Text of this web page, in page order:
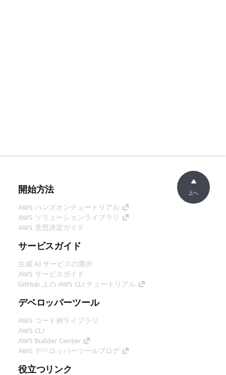
開始方法
AWS ハンズオンチュートリアル
AWS ソリューションライブラリ
AWS 意思決定ガイド
サービスガイド
生成 AI サービスの選択
AWS サービスガイド
GitHub 上の AWS CLI チュートリアル
デベロッパーツール
AWS コード例ライブラリ
AWS CLI
AWS Builder Center
AWS デベロッパーツールブログ
役立つリンク
上へ